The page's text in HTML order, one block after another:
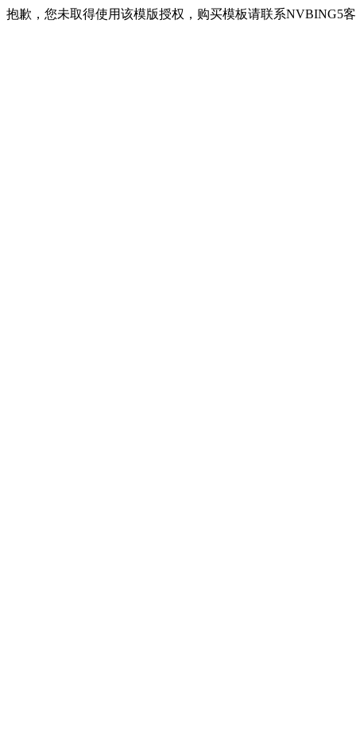
抱歉，您未取得使用该模版授权，购买模板请联系NVBING5客